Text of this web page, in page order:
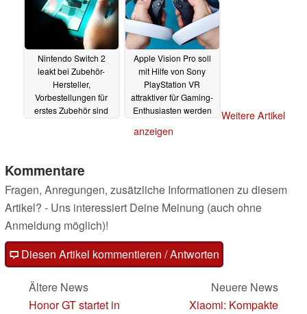
Nintendo Switch 2
leakt bei Zubehör-
Hersteller,
Vorbestellungen für
erstes Zubehör sind
Apple Vision Pro soll
mit Hilfe von Sony
PlayStation VR
attraktiver für Gaming-
Enthusiasten werden
Weitere Artikel
anzeigen
Kommentare
Fragen, Anregungen, zusätzliche Informationen zu diesem
Artikel? - Uns interessiert Deine Meinung (auch ohne
Anmeldung möglich)!
Diesen Artikel kommentieren / Antworten
Ältere News
Honor GT startet in
Neuere News
Xiaomi: Kompakte